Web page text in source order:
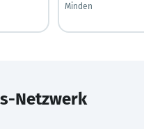
Minden
Netzwerk